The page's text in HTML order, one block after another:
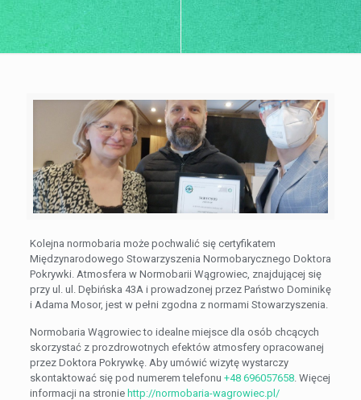
Kolejna normobaria może pochwalić się certyfikatem
Międzynarodowego Stowarzyszenia Normobarycznego Doktora
Pokrywki. Atmosfera w Normobarii Wągrowiec, znajdującej się
przy ul. ul. Dębińska 43A i prowadzonej przez Państwo Dominikę
i Adama Mosor, jest w pełni zgodna z normami Stowarzyszenia.
Normobaria Wągrowiec to idealne miejsce dla osób chcących
skorzystać z prozdrowotnych efektów atmosfery opracowanej
przez Doktora Pokrywkę. Aby umówić wizytę wystarczy
skontaktować się pod numerem telefonu +48 696057658. Więcej
informacji na stronie http://normobaria-wagrowiec.pl/